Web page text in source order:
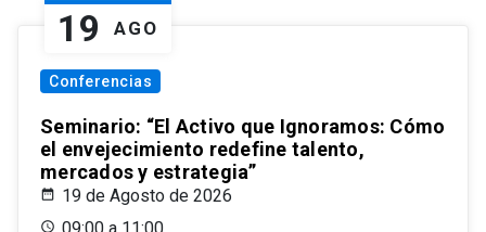
19 AGO
Conferencias
Seminario: “El Activo que Ignoramos: Cómo
el envejecimiento redefine talento,
mercados y estrategia”
19 de Agosto de 2026